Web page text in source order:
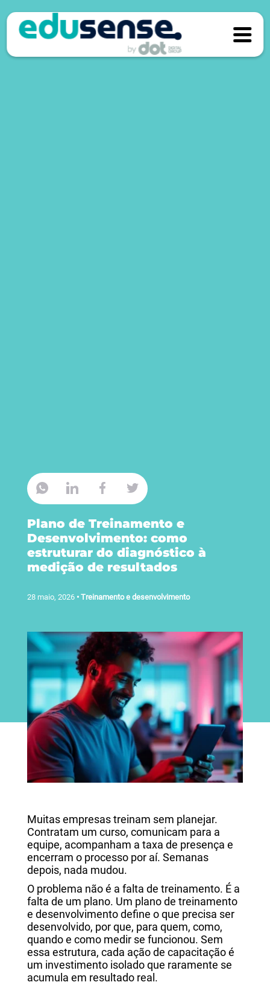
Plano de Treinamento e
Desenvolvimento: como
estruturar do diagnóstico à
medição de resultados
28 maio, 2026 • Treinamento e desenvolvimento
Muitas empresas treinam sem planejar.
Contratam um curso, comunicam para a
equipe, acompanham a taxa de presença e
encerram o processo por aí. Semanas
depois, nada mudou.
O problema não é a falta de treinamento. É a
falta de um plano. Um plano de treinamento
e desenvolvimento define o que precisa ser
desenvolvido, por que, para quem, como,
quando e como medir se funcionou. Sem
essa estrutura, cada ação de capacitação é
um investimento isolado que raramente se
acumula em resultado real.